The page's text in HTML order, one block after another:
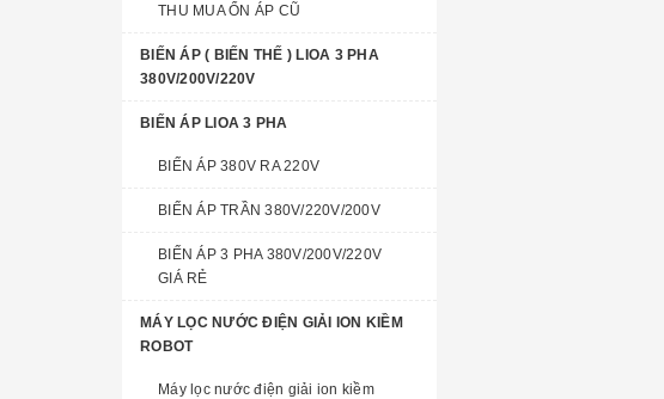
THU MUA ỔN ÁP CŨ
BIẾN ÁP ( BIẾN THẾ ) LIOA 3 PHA
380V/200V/220V
BIẾN ÁP LIOA 3 PHA
BIẾN ÁP 380V RA 220V
BIẾN ÁP TRẦN 380V/220V/200V
BIẾN ÁP 3 PHA 380V/200V/220V
GIÁ RẺ
MÁY LỌC NƯỚC ĐIỆN GIẢI ION KIỀM
ROBOT
Máy lọc nước điện giải ion kiềm